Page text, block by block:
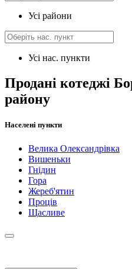
Усі райони
Усі нас. пункти
Продані котеджі
району
Населені пункти
Велика Олександрівка
Вишеньки
Гнідин
Гора
Жереб'ятин
Проців
Щасливе